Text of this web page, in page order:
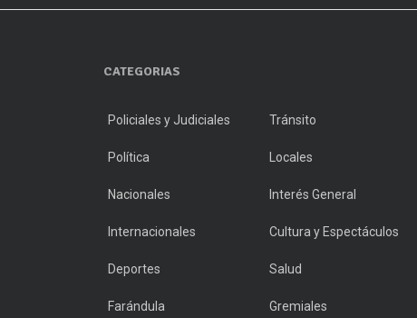
CATEGORIAS
Policiales y Judiciales Tránsito
Política Locales
Nacionales Interés General
Internacionales Cultura y Espectáculos
Deportes Salud
Farándula Gremiales